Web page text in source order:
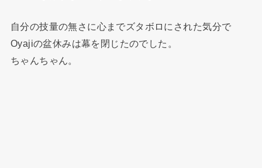
自分の技量の無さに心までズタボロにされた気分で
Oyajiの盆休みは幕を閉じたのでした。
ちゃんちゃん。